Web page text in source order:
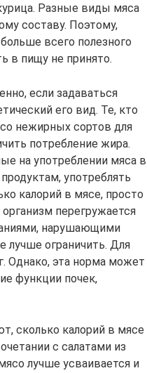
Разные виды мяса
составу. Поэтому,
всего полезного
в пищу не принято.
если задаваться
его вид. Те, кто
нежирных сортов для
потребление жира.
на употреблении мяса в
употреблять
калорий в мясе, просто
перегружается
нарушающими
ограничить. Для
Однако, эта норма может
функции почек,
сколько калорий в мясе
с салатами из
лучше усваивается и